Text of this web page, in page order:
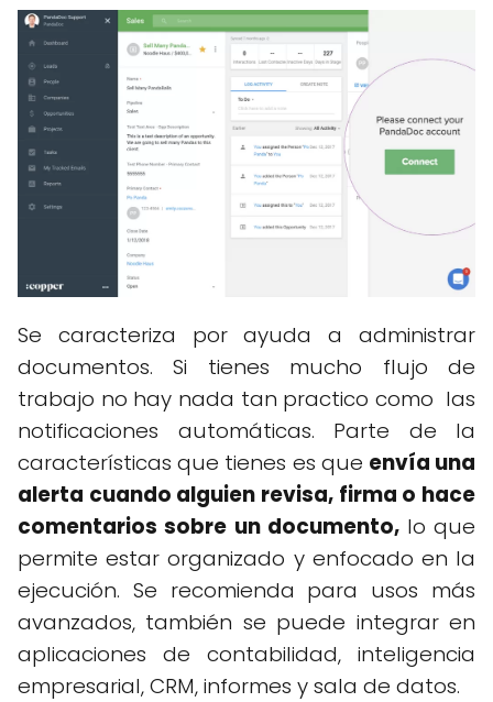
Se caracteriza por ayuda a administrar
documentos. Si tienes mucho flujo de
trabajo no hay nada tan practico como las
notificaciones automáticas. Parte de la
características que tienes es que envía una
alerta cuando alguien revisa, firma o hace
comentarios sobre un documento, lo que
permite estar organizado y enfocado en la
ejecución. Se recomienda para usos más
avanzados, también se puede integrar en
aplicaciones de contabilidad, inteligencia
empresarial, CRM, informes y sala de datos.